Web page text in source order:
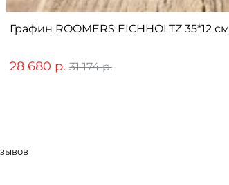
Графин ROOMERS EICHHOLTZ 35*12 см
28 680 р. 31 174 р.